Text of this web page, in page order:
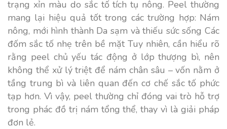
trạng xỉn màu do sắc tố tích tụ nông. Peel thường
mang lại hiệu quả tốt trong các trường hợp: Nám
nông, mới hình thành Da sạm và thiếu sức sống Các
đốm sắc tố nhẹ trên bề mặt Tuy nhiên, cần hiểu rõ
rằng peel chủ yếu tác động ở lớp thượng bì, nên
không thể xử lý triệt để nám chân sâu – vốn nằm ở
tầng trung bì và liên quan đến cơ chế sắc tố phức
tạp hơn. Vì vậy, peel thường chỉ đóng vai trò hỗ trợ
trong phác đồ trị nám tổng thể, thay vì là giải pháp
đơn lẻ.